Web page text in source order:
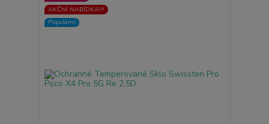
AKČNÍ NABÍDKA!!!
Populární